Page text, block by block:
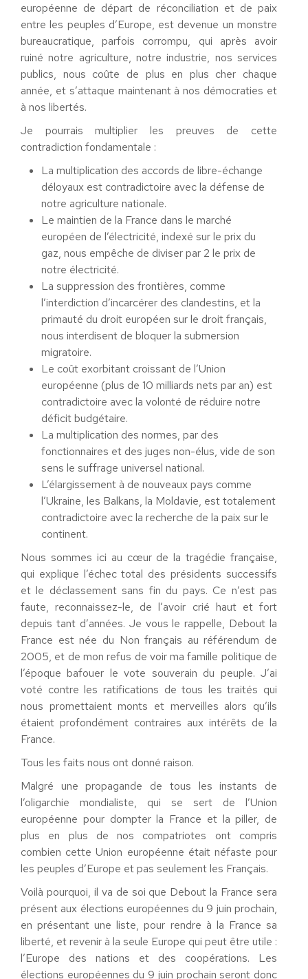
européenne de départ de réconciliation et de paix
entre les peuples d’Europe, est devenue un monstre
bureaucratique, parfois corrompu, qui après avoir
ruiné notre agriculture, notre industrie, nos services
publics, nous coûte de plus en plus cher chaque
année, et s’attaque maintenant à nos démocraties et
à nos libertés.
Je pourrais multiplier les preuves de cette
contradiction fondamentale :
La multiplication des accords de libre-échange
déloyaux est contradictoire avec la défense de
notre agriculture nationale.
Le maintien de la France dans le marché
européen de l’électricité, indexé sur le prix du
gaz, nous empêche de diviser par 2 le prix de
notre électricité.
La suppression des frontières, comme
l’interdiction d’incarcérer des clandestins, et la
primauté du droit européen sur le droit français,
nous interdisent de bloquer la submersion
migratoire.
Le coût exorbitant croissant de l’Union
européenne (plus de 10 milliards nets par an) est
contradictoire avec la volonté de réduire notre
déficit budgétaire.
La multiplication des normes, par des
fonctionnaires et des juges non-élus, vide de son
sens le suffrage universel national.
L’élargissement à de nouveaux pays comme
l’Ukraine, les Balkans, la Moldavie, est totalement
contradictoire avec la recherche de la paix sur le
continent.
Nous sommes ici au cœur de la tragédie française,
qui explique l’échec total des présidents successifs
et le déclassement sans fin du pays. Ce n’est pas
faute, reconnaissez-le, de l’avoir crié haut et fort
depuis tant d’années. Je vous le rappelle, Debout la
France est née du Non français au référendum de
2005, et de mon refus de voir ma famille politique de
l’époque bafouer le vote souverain du peuple. J’ai
voté contre les ratifications de tous les traités qui
nous promettaient monts et merveilles alors qu’ils
étaient profondément contraires aux intérêts de la
France.
Tous les faits nous ont donné raison.
Malgré une propagande de tous les instants de
l’oligarchie mondialiste, qui se sert de l’Union
européenne pour dompter la France et la piller, de
plus en plus de nos compatriotes ont compris
combien cette Union européenne était néfaste pour
les peuples d’Europe et pas seulement les Français.
Voilà pourquoi, il va de soi que Debout la France sera
présent aux élections européennes du 9 juin prochain,
en présentant une liste, pour rendre à la France sa
liberté, et revenir à la seule Europe qui peut être utile :
l’Europe des nations et des coopérations. Les
élections européennes du 9 juin prochain seront donc